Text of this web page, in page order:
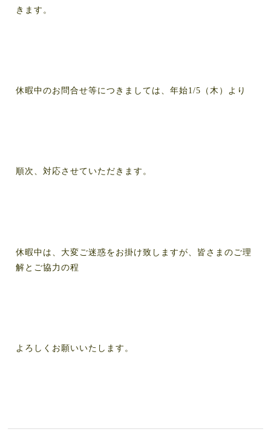
きます。
休暇中のお問合せ等につきましては、年始1/5（木）より
順次、対応させていただきます。
休暇中は、大変ご迷惑をお掛け致しますが、皆さまのご理
解とご協力の程
よろしくお願いいたします。